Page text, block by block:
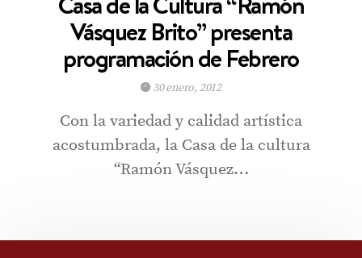
Vásquez Brito” presenta
programación de Febrero
30 enero, 2012
Con la variedad y calidad artística
acostumbrada, la Casa de la cultura
“Ramón Vásquez…